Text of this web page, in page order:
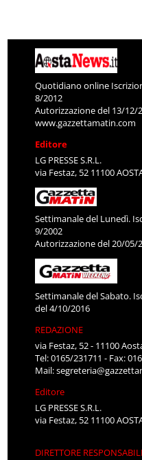
Quotidiano online
8/2012
Autorizzazione del 13/12/
www.gazzettamatin.com
Editore
LG PRESSE S.R.L.
via Festaz, 52 11100
Settimanale del Lunedì.
9/2002
Autorizzazione del 20/05/
Settimanale del Sabato.
del 4/10/2016
REDAZIONE
via Festaz, 52 - 11100
Tel: 0165/231711 - Fax:
Mail:
Editore
LG PRESSE S.R.L.
via Festaz, 52 11100
DIRETTORE